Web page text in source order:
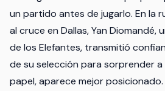
un partido antes de jugarlo. En la
al cruce en Dallas, Yan Diomandé,
de los Elefantes, transmitió
de su selección para sorprender a
papel, aparece mejor posicionado.